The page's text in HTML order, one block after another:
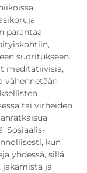
parantaa
suoritukseen.
meditatiivisia,
vähennetään
tai virheiden
Sosiaalis-
kun
yhdessä, sillä
ja